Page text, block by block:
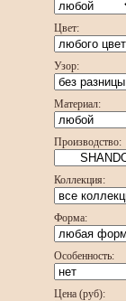
Цвет:
Узор:
Материал:
Производство:
Коллекция:
Форма:
Особенность:
Цена (руб):